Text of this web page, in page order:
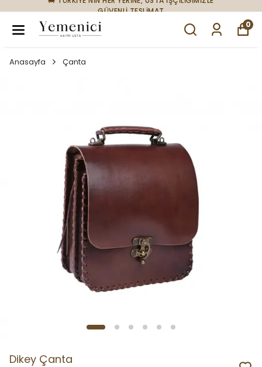
GÜVENLİ TESLİMAT
0
Anasayfa Çanta
Dikey Çanta